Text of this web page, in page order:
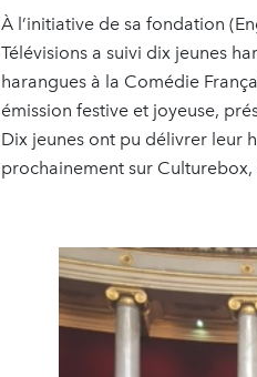
À l’initiative de sa fondation
Télévisions a suivi dix jeunes
harangues à la Comédie
émission festive et joyeuse,
Dix jeunes ont pu délivrer leur
prochainement sur Culturebox,